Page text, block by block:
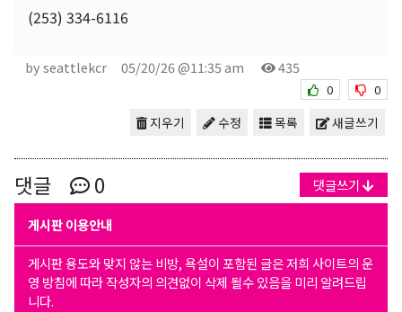
(253) 334-6116
by seattlekcr 05/20/26 @11:35 am 435
0 0
새글쓰기
목록
수정
지우기
댓글 0 댓글쓰기
게시판 이용안내
게시판 용도와 맞지 않는 비방, 욕설이 포함된 글은 저희 사이트의 운
영 방침에 따라 작성자의 의견없이 삭제 될수 있음을 미리 알려드립
니다.